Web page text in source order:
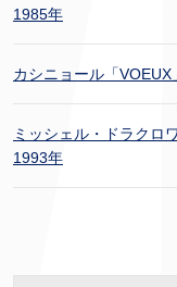
1985年
カシニョール「
ミッシェル・ドラクロ
1993年